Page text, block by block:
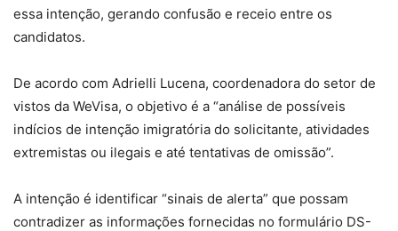
essa intenção, gerando confusão e receio entre os
candidatos.
De acordo com Adrielli Lucena, coordenadora do setor de
vistos da WeVisa, o objetivo é a “análise de possíveis
indícios de intenção imigratória do solicitante, atividades
extremistas ou ilegais e até tentativas de omissão”.
A intenção é identificar “sinais de alerta” que possam
contradizer as informações fornecidas no formulário DS-